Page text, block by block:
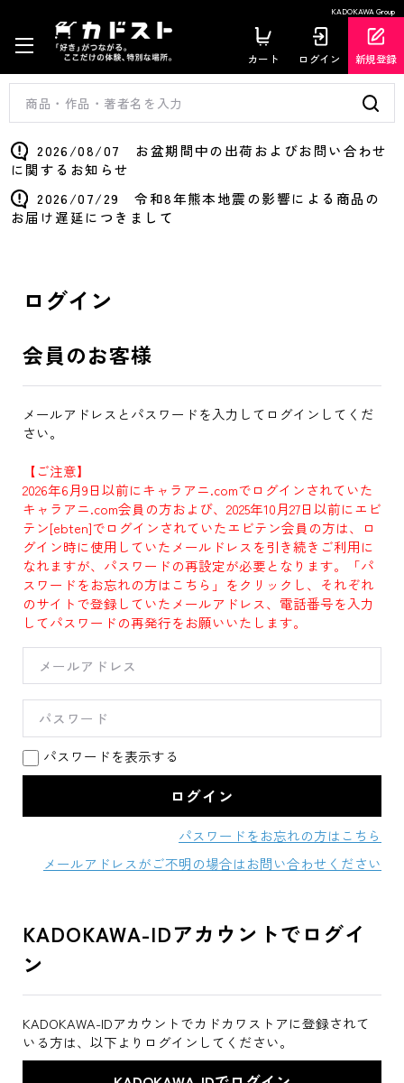
KADOKAWA Group
カート ログイン 新規登録
2026/08/07 お盆期間中の出荷およびお問い合わせ
に関するお知らせ
2026/07/29 令和8年熊本地震の影響による商品の
お届け遅延につきまして
ログイン
会員のお客様
メールアドレスとパスワードを入力してログインしてくだ
さい。
【ご注意】
2026年6月9日以前にキャラアニ.comでログインされていた
キャラアニ.com会員の方および、2025年10月27日以前にエビ
テン[ebten]でログインされていたエビテン会員の方は、ロ
グイン時に使用していたメールドレスを引き続きご利用に
なれますが、パスワードの再設定が必要となります。「パ
スワードをお忘れの方はこちら」をクリックし、それぞれ
のサイトで登録していたメールアドレス、電話番号を入力
してパスワードの再発行をお願いいたします。
パスワードを表示する
パスワードをお忘れの方はこちら
メールアドレスがご不明の場合はお問い合わせください
KADOKAWA-IDアカウントでログイ
ン
KADOKAWA-IDアカウントでカドカワストアに登録されて
いる方は、以下よりログインしてください。